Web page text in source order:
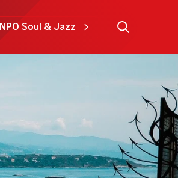
NPO Soul & Jazz